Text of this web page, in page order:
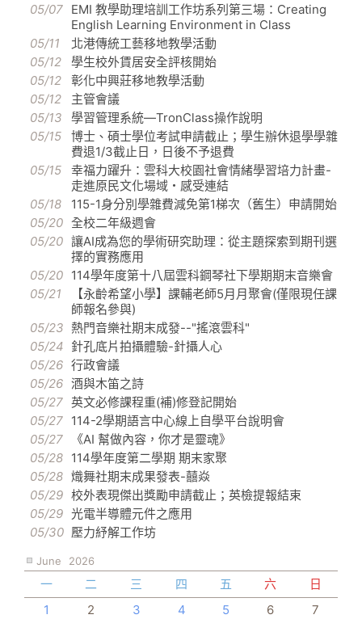
05/07 EMI 教學助理培訓工作坊系列第三場：Creating
English Learning Environment in Class
05/11
北港傳統工藝移地教學活動
05/12
學生校外賃居安全評核開始
05/12
彰化中興莊移地教學活動
05/12
主管會議
05/13
學習管理系統—TronClass操作說明
05/15
博士、碩士學位考試申請截止；學生辦休退學學雜
費退1/3截止日，日後不予退費
05/15
幸福力躍升：雲科大校園社會情緒學習培力計畫-
走進原民文化場域・感受連結
05/18
115-1身分別學雜費減免第1梯次（舊生）申請開始
05/20 全校二年級週會
05/20 讓AI成為您的學術研究助理：從主題探索到期刊選
擇的實務應用
05/20 114學年度第十八屆雲科鋼琴社下學期期末音樂會
05/21
【永齡希望小學】課輔老師5月月聚會(僅限現任課
師報名參與)
05/23 熱門音樂社期末成發--"搖滾雲科"
05/24 針孔底片拍攝體驗-針攝人心
05/26 行政會議
05/26 酒與木笛之詩
05/27 英文必修課程重(補)修登記開始
05/27 114-2學期語言中心線上自學平台說明會
05/27
《AI 幫做內容，你才是靈魂》
05/28 114學年度第二學期 期末家聚
05/28 熾舞社期末成果發表-囍焱
05/29 校外表現傑出獎勵申請截止；英檢提報結束
05/29 光電半導體元件之應用
05/30 壓力紓解工作坊
June 2026
一 二 三 四 五 六
日
1
2 3 4 5 6
7